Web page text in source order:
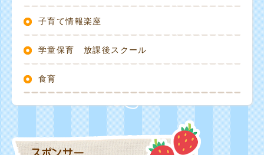
子育て情報楽座
学童保育 放課後スクール
食育